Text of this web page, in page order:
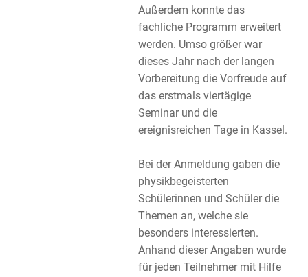
Außerdem konnte das
fachliche Programm erweitert
werden. Umso größer war
dieses Jahr nach der langen
Vorbereitung die Vorfreude auf
das erstmals viertägige
Seminar und die
ereignisreichen Tage in Kassel.
Bei der Anmeldung gaben die
physikbegeisterten
Schülerinnen und Schüler die
Themen an, welche sie
besonders interessierten.
Anhand dieser Angaben wurde
für jeden Teilnehmer mit Hilfe